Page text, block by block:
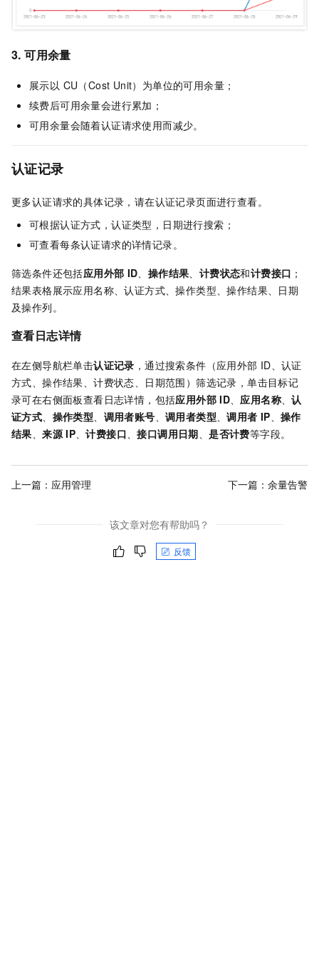
3. 可用余量
展示以 CU（Cost Unit）为单位的可用余量；
续费后可用余量会进行累加；
可用余量会随着认证请求使用而减少。
认证记录
更多认证请求的具体记录，请在认证记录页面进行查看。
可根据认证方式，认证类型，日期进行搜索；
可查看每条认证请求的详情记录。
筛选条件还包括应用外部 ID 操作结果 计费状态和计费接口 ；
结果表格展示应用名称、认证方式、操作类型、操作结果、日期
及操作列。
查看日志详情
在左侧导航栏单击认证记录 ，通过搜索条件（应用外部 ID、认证
方式、操作结果、计费状态、日期范围）筛选记录，单击目标记
录可在右侧面板查看日志详情，包括应用外部 ID、应用名称、认
证方式、 操作类型、 调用者账号、调用者类型、调用者 IP、操作
结果、来源 IP、计费接口、接口调用日期、是否计费等字段。
上一篇： 应用管理 下一篇： 余量告警
该文章对您有帮助吗？
反馈